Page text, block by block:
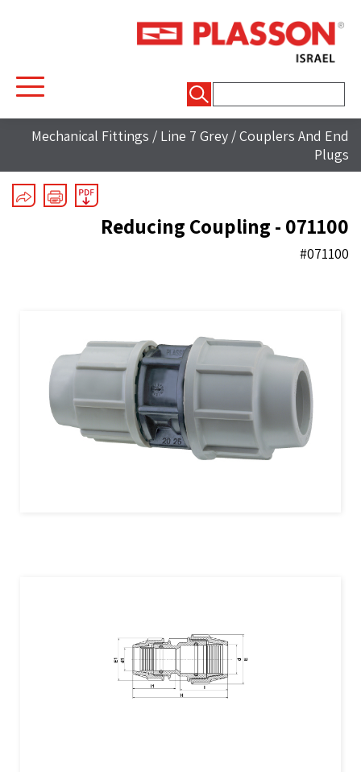
Mechanical Fittings / Line 7 Grey /Couplers And End
Plugs
Reducing Coupling - 071100
#071100